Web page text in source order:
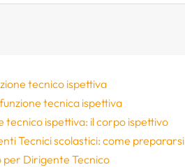
tecnico ispettiva
tecnica ispettiva
tecnico ispettiva: il corpo ispettivo
Tecnici scolastici: come prepararsi
Dirigente Tecnico